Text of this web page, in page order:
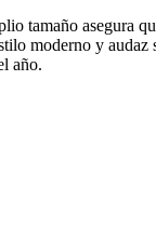
tamaño asegura
moderno y audaz
año.